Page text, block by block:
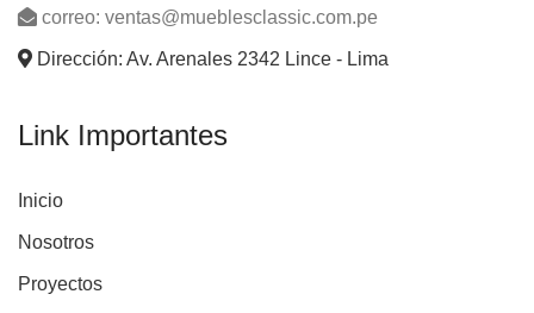
correo: ventas@mueblesclassic.com.pe
Dirección: Av. Arenales 2342 Lince - Lima
Link Importantes
Inicio
Nosotros
Proyectos